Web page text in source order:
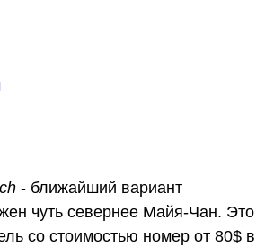
- ближайший вариант
чуть севернее Майя-Чан. Это
со стоимостью номер от 80$ в